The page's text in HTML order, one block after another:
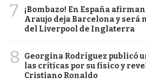
7
¡Bombazo! En España
Araujo deja Barcelona y será
del Liverpool de Inglaterra
8
Georgina Rodríguez publicó
las críticas por su físico y
Cristiano Ronaldo